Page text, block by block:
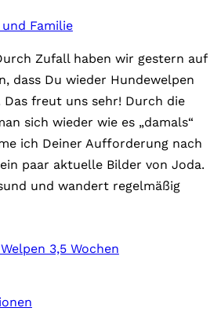
Familie
Zufall haben wir gestern auf
dass Du wieder Hundewelpen
freut uns sehr! Durch die
sich wieder wie es „damals“
ich Deiner Aufforderung nach
paar aktuelle Bilder von Joda.
und wandert regelmäßig
3,5 Wochen